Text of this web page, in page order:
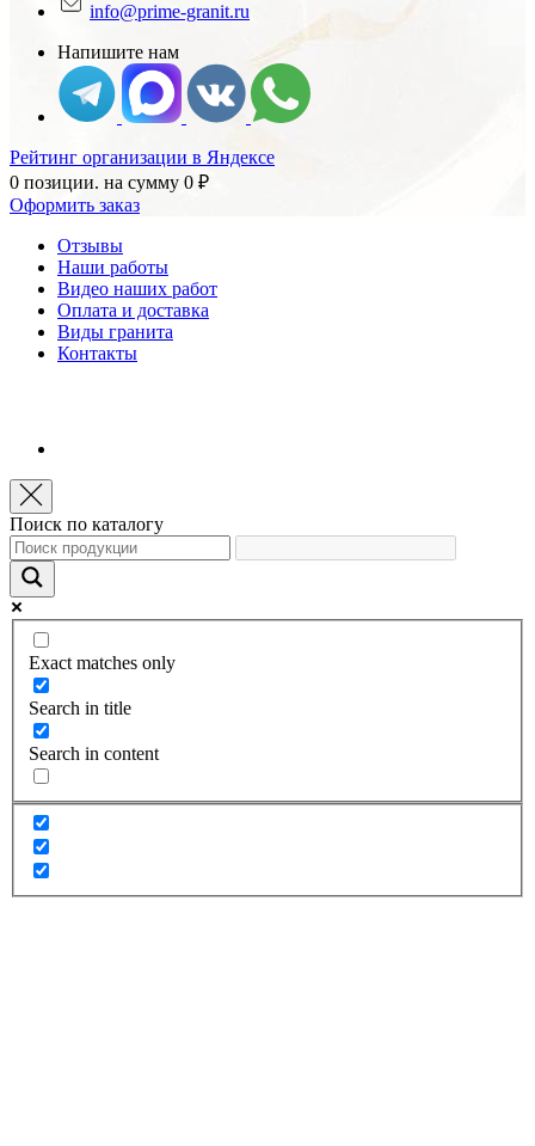
info@prime-granit.ru
Напишите нам
Рейтинг организации в Яндексе
0 позиции. на сумму 0 ₽
Оформить заказ
Отзывы
Наши работы
Видео наших работ
Оплата и доставка
Виды гранита
Контакты
Поиск по каталогу
Exact matches only
Search in title
Search in content